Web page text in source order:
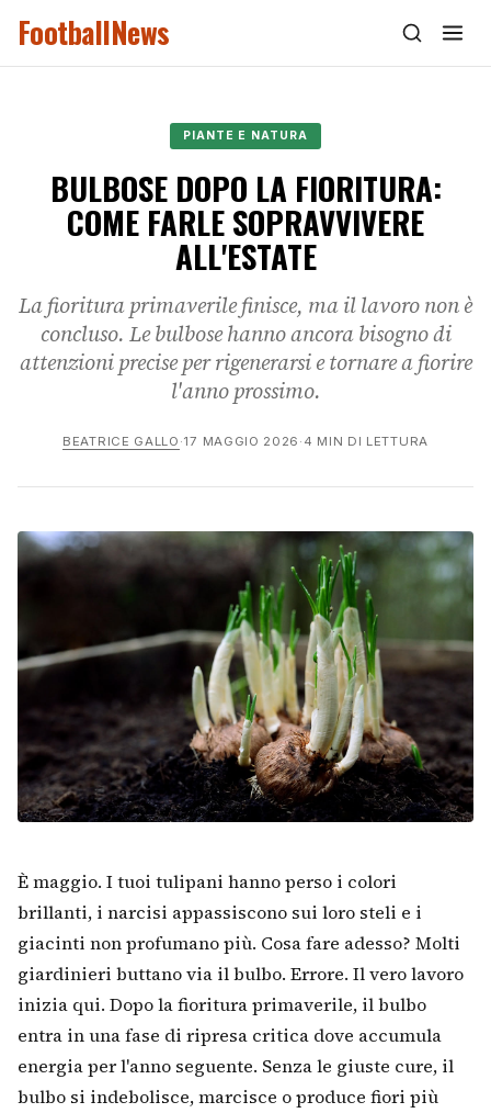
FootballNews
PIANTE E NATURA
BULBOSE DOPO LA FIORITURA:
COME FARLE SOPRAVVIVERE
ALL'ESTATE
La fioritura primaverile finisce, ma il lavoro non è
concluso. Le bulbose hanno ancora bisogno di
attenzioni precise per rigenerarsi e tornare a fiorire
l'anno prossimo.
BEATRICE GALLO ·17 MAGGIO 2026 · 4 MIN DI LETTURA
È maggio. I tuoi tulipani hanno perso i colori
brillanti, i narcisi appassiscono sui loro steli e i
giacinti non profumano più. Cosa fare adesso? Molti
giardinieri buttano via il bulbo. Errore. Il vero lavoro
inizia qui. Dopo la fioritura primaverile, il bulbo
entra in una fase di ripresa critica dove accumula
energia per l'anno seguente. Senza le giuste cure, il
bulbo si indebolisce, marcisce o produce fiori più